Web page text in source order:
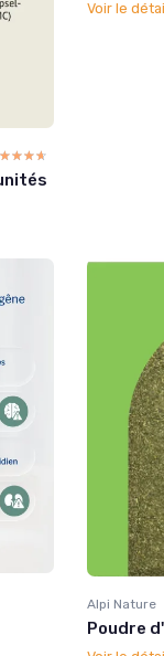
Voir le
Alpi Nature
Poudre